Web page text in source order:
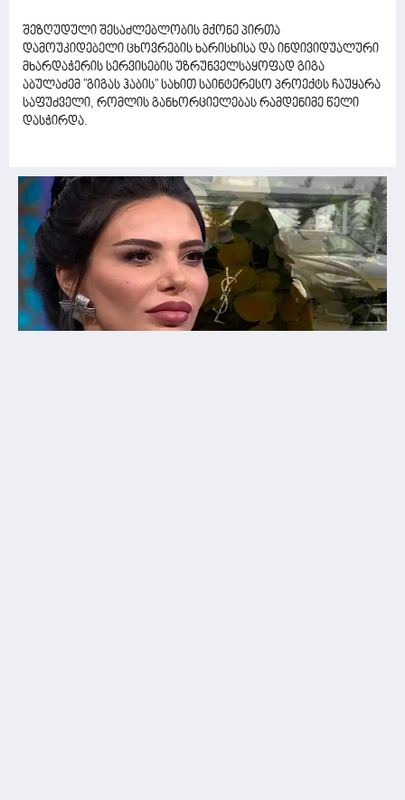
შეზღუდული შესაძლებლობის მქონე პირთა
დამოუკიდებელი ცხოვრების ხარისხისა და ინდივიდუალური
მხარდაჭერის სერვისების უზრუნველსაყოფად გიგა
აბულაძემ "გიგას ჰაბის" სახით საინტერესო პროექტს ჩაუყარა
საფუძველი, რომლის განხორციელებას რამდენიმე წელი
დასჭირდა.